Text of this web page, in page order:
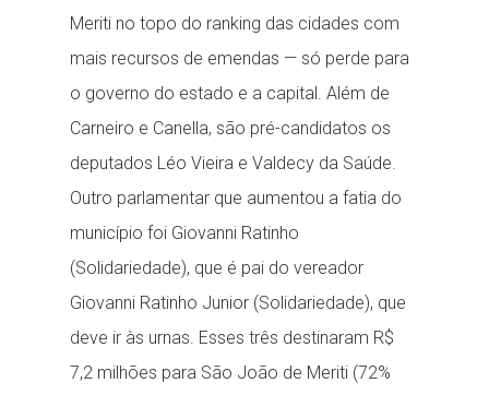
Meriti no topo do ranking das cidades com
mais recursos de emendas — só perde para
o governo do estado e a capital. Além de
Carneiro e Canella, são pré-candidatos os
deputados Léo Vieira e Valdecy da Saúde.
Outro parlamentar que aumentou a fatia do
município foi Giovanni Ratinho
(Solidariedade), que é pai do vereador
Giovanni Ratinho Junior (Solidariedade), que
deve ir às urnas. Esses três destinaram R$
7,2 milhões para São João de Meriti (72%